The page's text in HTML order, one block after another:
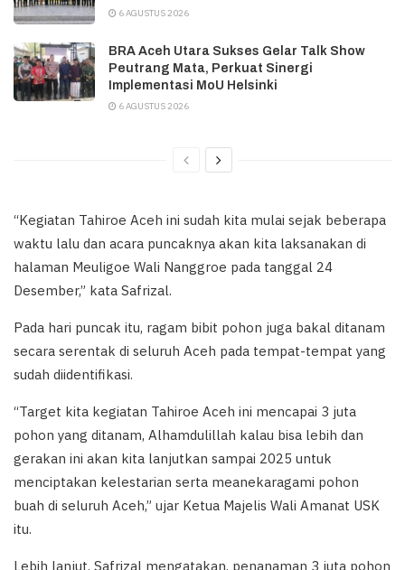
6 AGUSTUS 2026
BRA Aceh Utara Sukses Gelar Talk Show
Peutrang Mata, Perkuat Sinergi
Implementasi MoU Helsinki
6 AGUSTUS 2026
“Kegiatan Tahiroe Aceh ini sudah kita mulai sejak beberapa
waktu lalu dan acara puncaknya akan kita laksanakan di
halaman Meuligoe Wali Nanggroe pada tanggal 24
Desember,” kata Safrizal.
Pada hari puncak itu, ragam bibit pohon juga bakal ditanam
secara serentak di seluruh Aceh pada tempat-tempat yang
sudah diidentifikasi.
“Target kita kegiatan Tahiroe Aceh ini mencapai 3 juta
pohon yang ditanam, Alhamdulillah kalau bisa lebih dan
gerakan ini akan kita lanjutkan sampai 2025 untuk
menciptakan kelestarian serta meanekaragami pohon
buah di seluruh Aceh,” ujar Ketua Majelis Wali Amanat USK
itu.
Lebih lanjut, Safrizal mengatakan, penanaman 3 juta pohon